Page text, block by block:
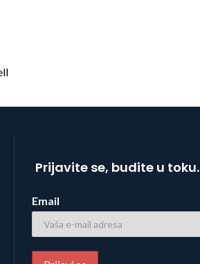
Prijavite se, budite u toku.
Email